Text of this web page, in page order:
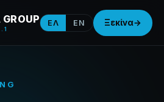
ΕΛ EN Ξεκίνα→